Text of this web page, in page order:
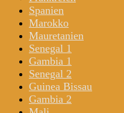
Spanien
Marokko
Mauretanien
Senegal 1
Gambia 1
Senegal 2
Guinea Bissau
Gambia 2